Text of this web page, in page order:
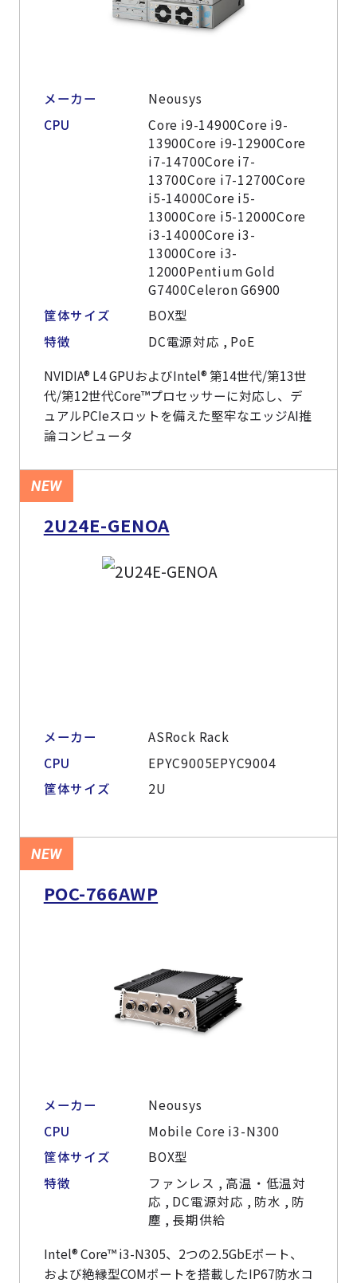
メーカー
Neousys
CPU
Core i9-14900Core i9-
13900Core i9-12900Core
i7-14700Core i7-
13700Core i7-12700Core
i5-14000Core i5-
13000Core i5-12000Core
i3-14000Core i3-
13000Core i3-
12000Pentium Gold
G7400Celeron G6900
筐体サイズ
BOX型
特徴
DC電源対応 , PoE
NVIDIA® L4 GPUおよびIntel® 第14世代/第13世
代/第12世代Core™プロセッサーに対応し、デ
ュアルPCIeスロットを備えた堅牢なエッジAI推
論コンピュータ
NEW
2U24E-GENOA
メーカー
ASRock Rack
CPU
EPYC9005EPYC9004
筐体サイズ
2U
NEW
POC-766AWP
メーカー
Neousys
CPU
Mobile Core i3-N300
筐体サイズ
BOX型
特徴
ファンレス , 高温・低温対
応 , DC電源対応 , 防水 , 防
塵 , 長期供給
Intel® Core™ i3-N305、2つの2.5GbEポート、
および絶縁型COMポートを搭載したIP67防水コ